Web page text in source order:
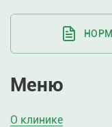
Меню
О клинике